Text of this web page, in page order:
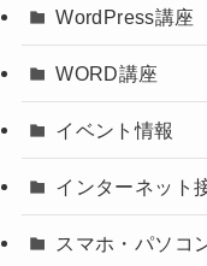
WordPress講座
WORD講座
イベント情報
インターネット
スマホ・パソコ